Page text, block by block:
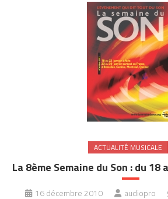
ACTUALITÉ MUSICALE
La 8ème Semaine du Son : du 18
16 décembre 2010 audiopro